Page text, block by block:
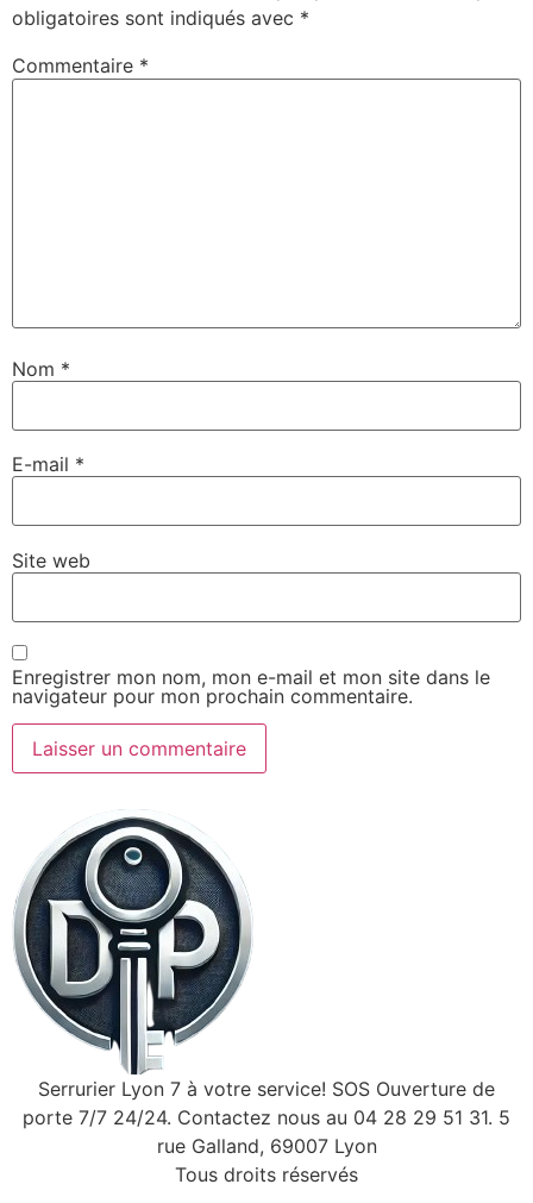
obligatoires sont indiqués avec *
Commentaire *
Nom *
E-mail *
Site web
Enregistrer mon nom, mon e-mail et mon site dans le
navigateur pour mon prochain commentaire.
Serrurier Lyon 7 à votre service! SOS Ouverture de
porte 7/7 24/24. Contactez nous au 04 28 29 51 31. 5
rue Galland, 69007 Lyon
Tous droits réservés